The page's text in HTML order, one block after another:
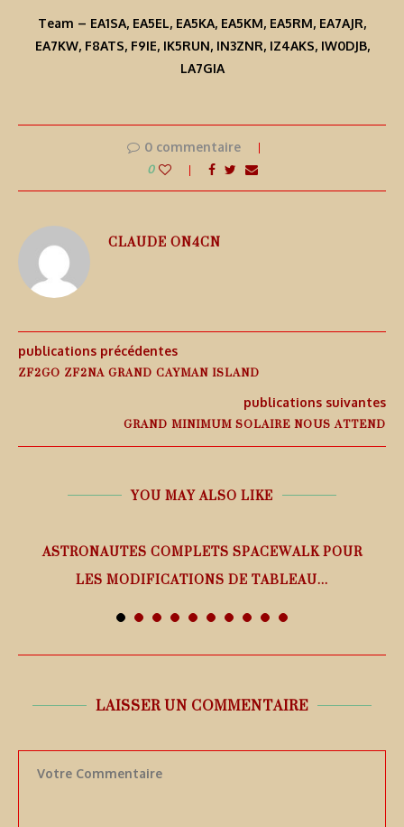
Team – EA1SA, EA5EL, EA5KA, EA5KM, EA5RM, EA7AJR,
EA7KW, F8ATS, F9IE, IK5RUN, IN3ZNR, IZ4AKS, IW0DJB,
LA7GIA
0 commentaire
0
CLAUDE ON4CN
publications précédentes
ZF2GO ZF2NA GRAND CAYMAN ISLAND
publications suivantes
GRAND MINIMUM SOLAIRE NOUS ATTEND
YOU MAY ALSO LIKE
ASTRONAUTES COMPLETS SPACEWALK POUR
LES MODIFICATIONS DE TABLEAU...
LAISSER UN COMMENTAIRE